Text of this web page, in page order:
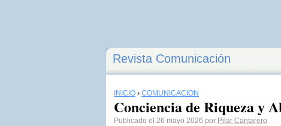
Revista Comunicación
INICIO › COMUNICACIÓN
Conciencia de Riqueza y
Publicado el 26 mayo 2026 por Pilar Cantarero